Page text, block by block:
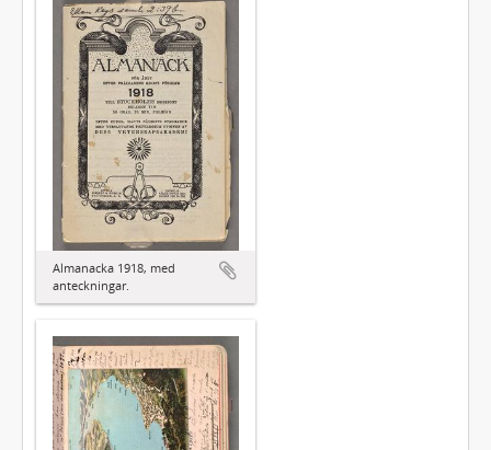
Almanacka 1918, med
anteckningar.